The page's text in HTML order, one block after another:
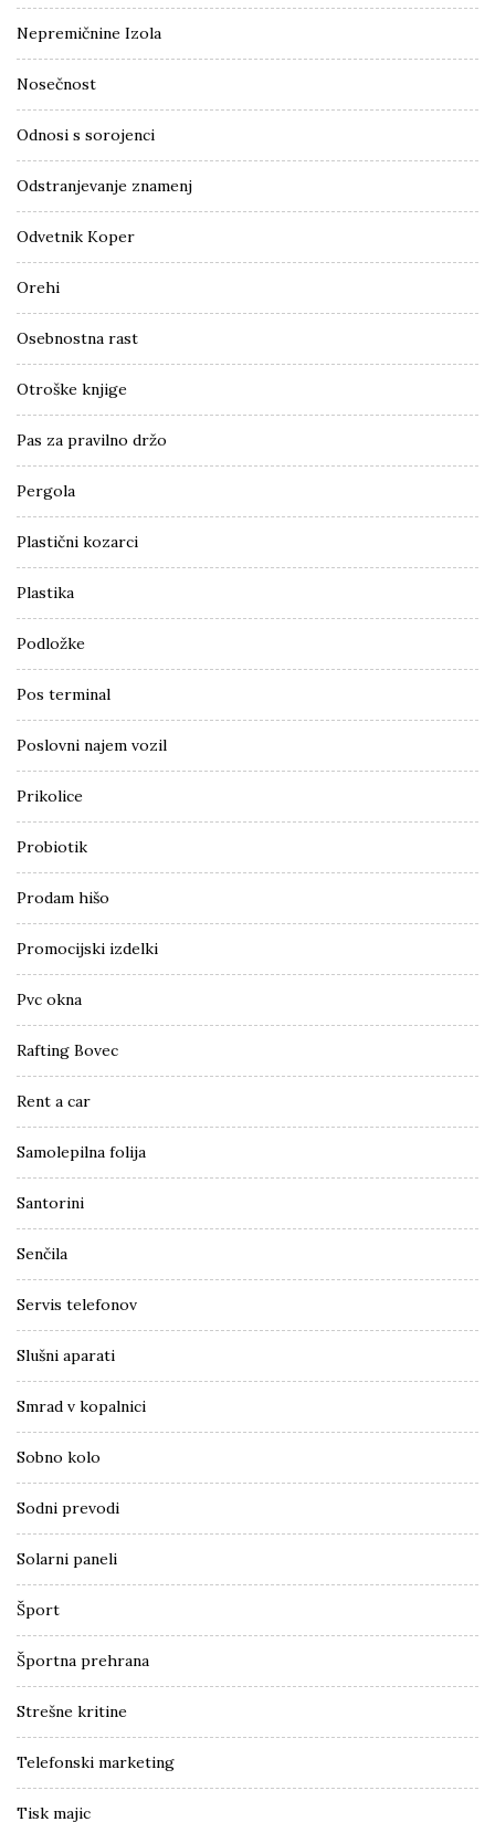
Nepremičnine Izola
Nosečnost
Odnosi s sorojenci
Odstranjevanje znamenj
Odvetnik Koper
Orehi
Osebnostna rast
Otroške knjige
Pas za pravilno držo
Pergola
Plastični kozarci
Plastika
Podložke
Pos terminal
Poslovni najem vozil
Prikolice
Probiotik
Prodam hišo
Promocijski izdelki
Pvc okna
Rafting Bovec
Rent a car
Samolepilna folija
Santorini
Senčila
Servis telefonov
Slušni aparati
Smrad v kopalnici
Sobno kolo
Sodni prevodi
Solarni paneli
Šport
Športna prehrana
Strešne kritine
Telefonski marketing
Tisk majic